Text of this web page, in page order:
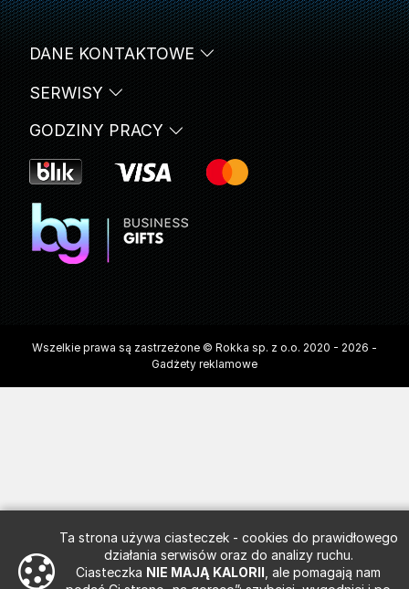
Ta strona używa ciasteczek - cookies do prawidłowego
działania serwisów oraz do analizy ruchu.
Ciasteczka NIE MAJĄ KALORII , ale pomagają nam
SERWISY
DANE KONTAKTOWE
GODZINY PRACY
Wszelkie prawa są zastrzeżone © Rokka sp. z o.o. 2020 - 2026 -
Gadżety reklamowe